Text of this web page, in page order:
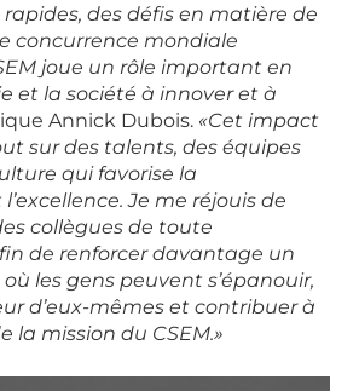
des défis en matière de
concurrence mondiale
joue un rôle important en
et la société à innover et à
Annick Dubois. «Cet impact
sur des talents, des équipes
qui favorise la
Je me réjouis de
collègues de toute
de renforcer davantage un
les gens peuvent s’épanouir,
d’eux-mêmes et contribuer à
la mission du CSEM.»